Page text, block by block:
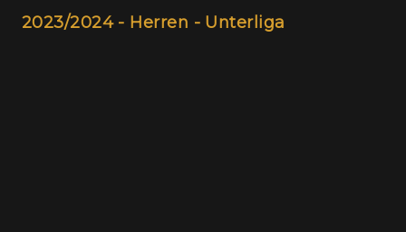
2023/2024 - Herren - Unterliga